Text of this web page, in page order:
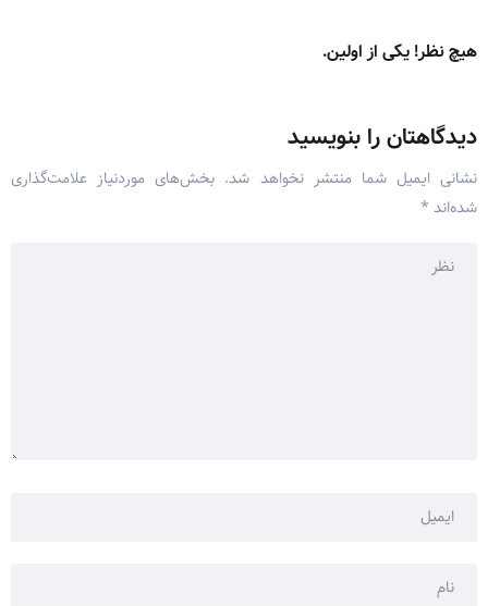
هیچ نظر! یکی از اولین.
دیدگاهتان را بنویسید
نشانی ایمیل شما منتشر نخواهد شد. بخش‌های موردنیاز علامت‌گذاری
شده‌اند *